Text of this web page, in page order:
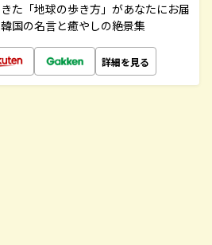
た「地球の歩き方」があなたにお届
国の名言と癒やしの絶景集
詳細を見る